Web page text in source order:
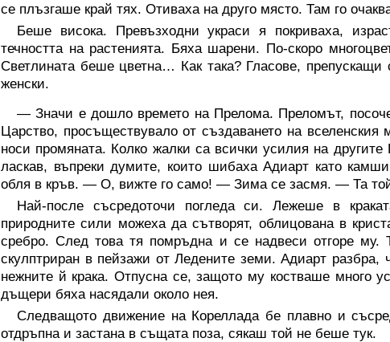
се плъзгаше край тях. Отиваха на друго място. Там го
Беше висока. Превъзходни украси я покриваха,
течността на растенията. Бяха шарени. По-скоро
Светлината беше цветна… Как така? Гласове,
женски.
— Значи е дошло времето на Прелома. Преломът,
Царство, просъществувало от създаването на
носи промяната. Колко жалки са всички усилия на
ласкав, въпреки думите, които шибаха Адиарт като
обля в кръв. — О, вижте го само! — Зима се засмя. — Та
Най-после съсредоточи погледа си. Лежеше в
природните сили можеха да сътворят, облицована в
сребро. След това тя помръдна и се надвеси отгоре
скулптриран в пейзажи от Ледените земи. Адиарт разбра,
нежните й крака. Отпусна се, защото му костваше много
дъщери бяха насядали около нея.
Следващото движение на Кореллада бе плавно и
отдръпна и застана в същата поза, сякаш той не беше тук.